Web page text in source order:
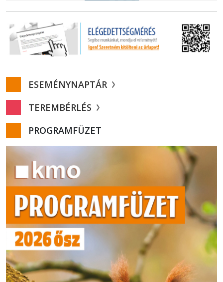
ESEMÉNYNAPTÁR
TEREMBÉRLÉS
PROGRAMFÜZET